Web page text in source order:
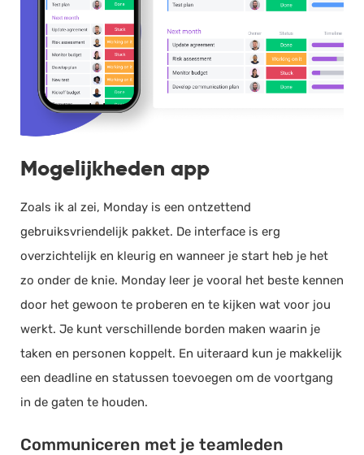
Mogelijkheden app
Zoals ik al zei, Monday is een ontzettend
gebruiksvriendelijk pakket. De interface is erg
overzichtelijk en kleurig en wanneer je start heb je het
zo onder de knie. Monday leer je vooral het beste kennen
door het gewoon te proberen en te kijken wat voor jou
werkt. Je kunt verschillende borden maken waarin je
taken en personen koppelt. En uiteraard kun je makkelijk
een deadline en statussen toevoegen om de voortgang
in de gaten te houden.
Communiceren met je teamleden